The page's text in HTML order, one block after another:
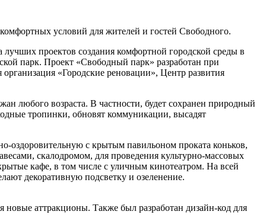
условий для жителей и гостей Свободного.
лучших проектов создания комфортной городской среды в
парк. Проект «Свободный парк» разработан при
«Городские реновации», Центр развития
любого возраста. В частности, будет сохранен природный
тропинки, обновят коммуникации, высадят
оздоровительную с крытым павильоном проката коньков,
скалодромом, для проведения культурно-массовых
кафе, в том числе с уличным кинотеатром. На всей
декоративную подсветку и озеленение.
новые аттракционы. Также был раз­работан дизайн-код для